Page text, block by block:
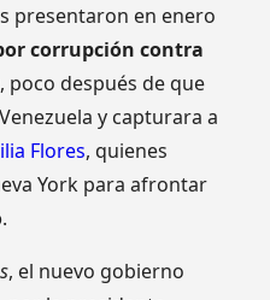
presentaron en enero
corrupción contra
poco después de que
y capturara a
Flores, quienes
York para afrontar
.
, el nuevo gobierno